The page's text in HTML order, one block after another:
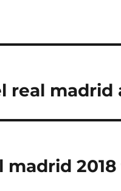
real madrid
madrid 2018